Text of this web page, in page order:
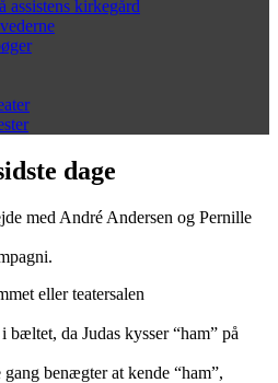
assistens kirkegård
dage
med André Andersen og Pernille
eller teatersalen
da Judas kysser “ham” på
benægter at kende “ham”,